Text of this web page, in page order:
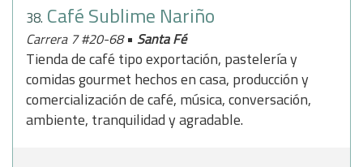
38. Café Sublime Nariño
Carrera 7 #20-68• Santa Fé
Tienda de café tipo exportación, pastelería y
comidas gourmet hechos en casa, producción y
comercialización de café, música, conversación,
ambiente, tranquilidad y agradable.